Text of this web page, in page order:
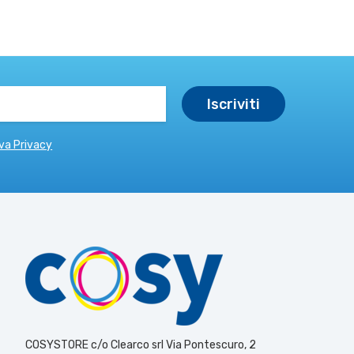
Privacy
COSYSTORE c/o Clearco srl Via Pontescuro, 2